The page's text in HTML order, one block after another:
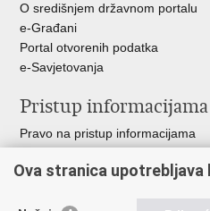
O središnjem državnom portalu
e-Građani
Portal otvorenih podatka
e-Savjetovanja
Pristup informacijama
Pravo na pristup informacijama
Pozivi za žurnu pomoć
Ova stranica upotrebljava